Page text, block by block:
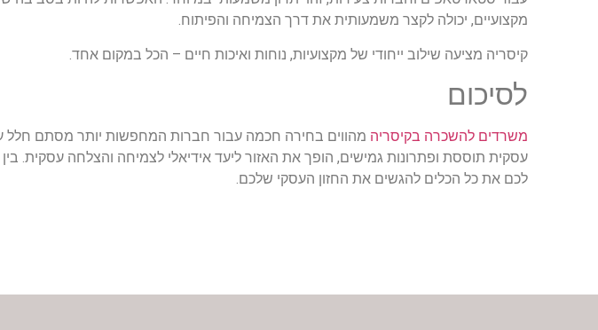
מקצועיים, יכולה לקצר משמעותית את דרך הצמיחה והפיתוח.
קיסריה מציעה שילוב ייחודי של מקצועיות, נוחות ואיכות חיים – הכל במקום אחד.
לסיכום
משרדים להשכרה בקיסריה מהווים בחירה חכמה עבור חברות המחפשות יותר מסתם חלל
עסקית תוססת ופתרונות גמישים, הופך את האזור ליעד אידיאלי לצמיחה והצלחה
לכם את כל הכלים להגשים את החזון העסקי שלכם.